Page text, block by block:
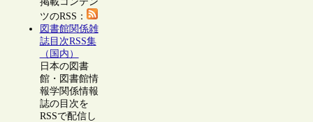
ツのRSS：
図書館関係雑
誌目次RSS集
（国内）
日本の図書
館・図書館情
報学関係情報
誌の目次を
RSSで配信し